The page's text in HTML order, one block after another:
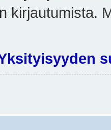
kirjautumista.